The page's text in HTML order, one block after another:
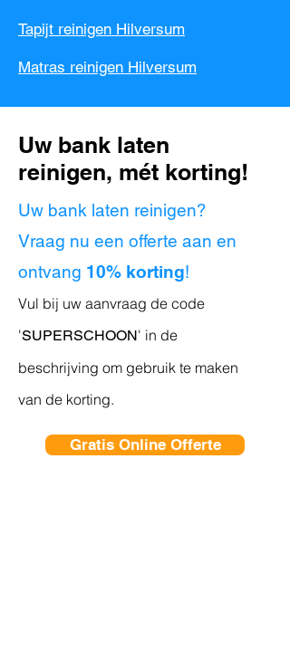
Tapijt reinigen Hilversum
Matras reinigen Hilversum
Uw bank laten
reinigen, mét korting!
Uw bank laten reinigen?
Vraag nu een offerte aan en
ontvang 10% korting!
Vul bij uw aanvraag de code
'SUPERSCHOON' in de
beschrijving om gebruik te maken
van de korting.
Gratis Online Offerte